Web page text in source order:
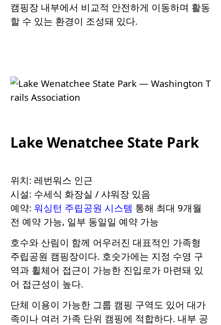
캠핑장 내부에서 비교적 안전하게 이동하며 활동
할 수 있는 환경이 조성돼 있다.
Lake Wenatchee State Park
위치: 레번워스 인근
시설: 수세식 화장실 / 샤워장 있음
예약: 워싱턴 주립공원 시스템 통해 최대 9개월
전 예약 가능, 일부 동일일 예약 가능
호수와 산림이 함께 어우러진 대표적인 가족형
주립공원 캠핑장이다. 호숫가에는 지정 수영 구
역과 휠체어 접근이 가능한 진입로가 마련돼 있
어 접근성이 높다.
단체 이용이 가능한 그룹 캠핑 구역도 있어 대가
족이나 여러 가족 단위 캠핑에 적합하다. 내부 공